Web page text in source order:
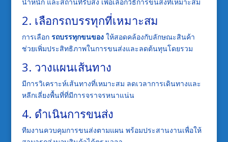
น้ำหนัก และสถานที่รับส่ง เพื่อเลือกวิธีการขนส่งที่เหมาะสม
2. เลือกรถบรรทุกที่เหมาะสม
การเลือก รถบรรทุกขนของให้สอดคล้องกับลักษณะสินค้า
ช่วยเพิ่มประสิทธิภาพในการขนส่งและลดต้นทุนโดยรวม
3. วางแผนเส้นทาง
มีการวิเคราะห์เส้นทางที่เหมาะสม ลดเวลาการเดินทางและ
หลีกเลี่ยงพื้นที่ที่มีการจราจรหนาแน่น
4. ดำเนินการขนส่ง
ทีมงานควบคุมการขนส่งตามแผน พร้อมประสานงานเพื่อให้